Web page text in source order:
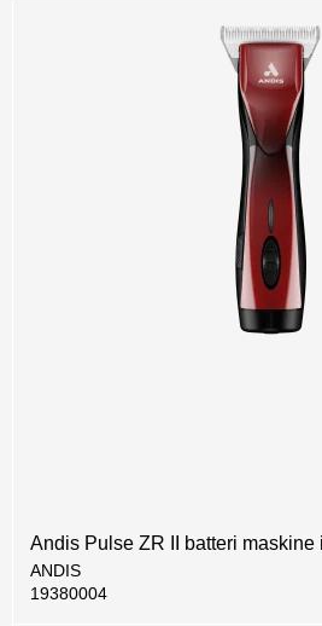
Andis Pulse ZR II batteri maskine
ANDIS
19380004